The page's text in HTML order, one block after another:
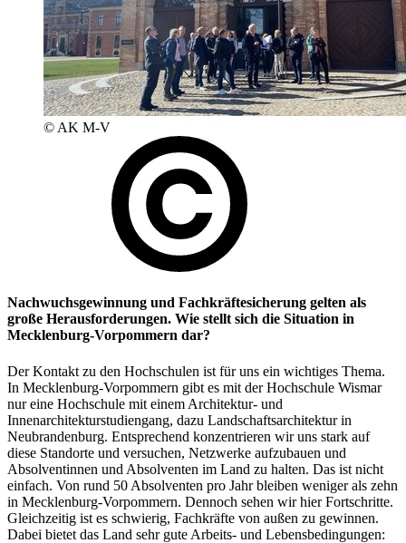
© AK M-V
Nachwuchsgewinnung und Fachkräftesicherung gelten als
große Herausforderungen. Wie stellt sich die Situation in
Mecklenburg-Vorpommern dar?
Der Kontakt zu den Hochschulen ist für uns ein wichtiges Thema.
In Mecklenburg-Vorpommern gibt es mit der Hochschule Wismar
nur eine Hochschule mit einem Architektur- und
Innenarchitekturstudiengang, dazu Landschaftsarchitektur in
Neubrandenburg. Entsprechend konzentrieren wir uns stark auf
diese Standorte und versuchen, Netzwerke aufzubauen und
Absolventinnen und Absolventen im Land zu halten. Das ist nicht
einfach. Von rund 50 Absolventen pro Jahr bleiben weniger als zehn
in Mecklenburg-Vorpommern. Dennoch sehen wir hier Fortschritte.
Gleichzeitig ist es schwierig, Fachkräfte von außen zu gewinnen.
Dabei bietet das Land sehr gute Arbeits- und Lebensbedingungen: